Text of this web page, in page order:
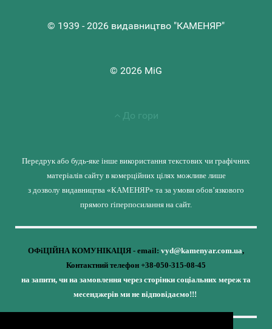
© 1939 - 2026 видавництво "КАМЕНЯР"
© 2026 MiG
До гори
Передрук або будь-яке інше використання текстових чи графічних
матеріалів сайту в комерційних цілях можливе лише
з дозволу видавництва «КАМЕНЯР» та за умови обов’язкового
прямого гіперпосилання на сайт.
ОФіЦІЙНА КОМУНІКАЦІЯ - email: vyd@kamenyar.com.ua,
Контактний телефон +38-050-315-08-45
на запити, чи на замовлення через сторінки соціальних мереж та
месенджерів ми не відповідаємо!!!